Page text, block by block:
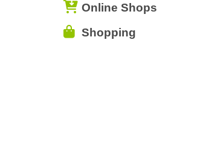
Online Shops
Shopping